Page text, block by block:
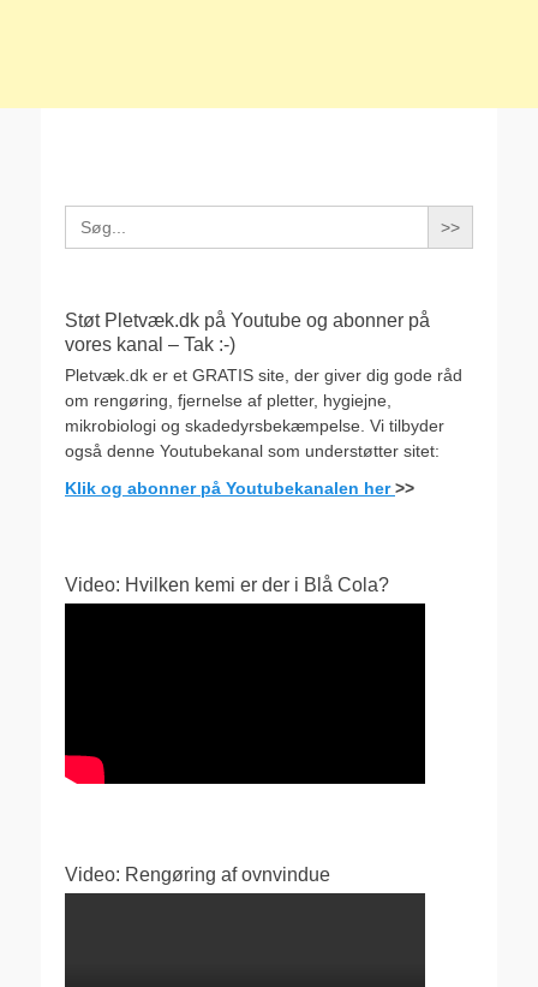
Search
for:
Støt Pletvæk.dk på Youtube og abonner på
vores kanal – Tak :-)
Pletvæk.dk er et GRATIS site, der giver dig gode råd
om rengøring, fjernelse af pletter, hygiejne,
mikrobiologi og skadedyrsbekæmpelse. Vi tilbyder
også denne Youtubekanal som understøtter sitet:
Klik og abonner på Youtubekanalen her>>
Video: Hvilken kemi er der i Blå Cola?
Video: Rengøring af ovnvindue